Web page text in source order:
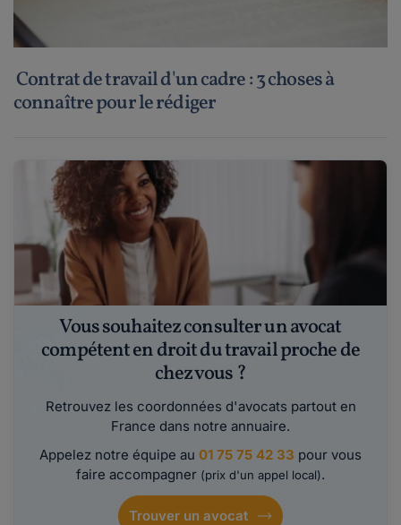
Contrat de travail d'un cadre : 3 choses à
connaître pour le rédiger
Vous souhaitez consulter un avocat
compétent en droit du travail proche de
chez vous ?
Retrouvez les coordonnées d'avocats partout en
France dans notre annuaire.
Appelez notre équipe au 01 75 75 42 33 pour vous
faire accompagner (prix d'un appel local).
Trouver un avocat